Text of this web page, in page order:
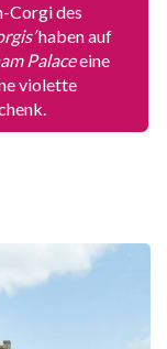
Corgi des
haben auf
Palaceeine
violette